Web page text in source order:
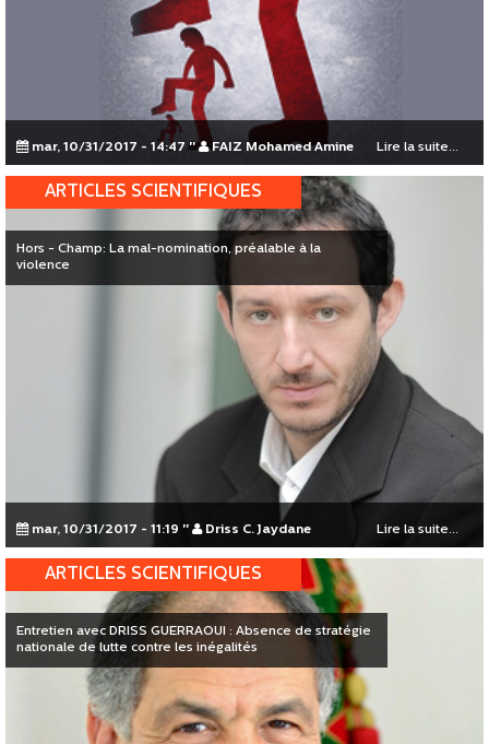
mar, 10/31/2017 - 14:47 " FAIZ Mohamed Amine Lire la suite...
Hors - Champ: La mal-nomination, préalable à la
violence
ARTICLES SCIENTIFIQUES
mar, 10/31/2017 - 11:19 " Driss C. Jaydane Lire la suite...
Entretien avec DRISS GUERRAOUI : Absence de stratégie
nationale de lutte contre les inégalités
ARTICLES SCIENTIFIQUES